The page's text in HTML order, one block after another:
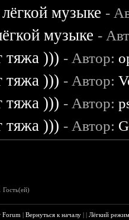
музыке -
музыке -
тяжа ))) - Автор:
тяжа ))) - Автор:
тяжа ))) - Автор:
тяжа ))) - Автор:
Гость(ей)
Forum |Вернуться к началу ||Лёгкий